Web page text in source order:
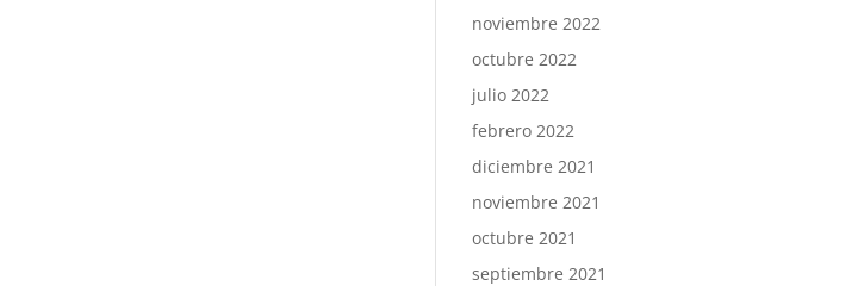
noviembre 2022
octubre 2022
julio 2022
febrero 2022
diciembre 2021
noviembre 2021
octubre 2021
septiembre 2021